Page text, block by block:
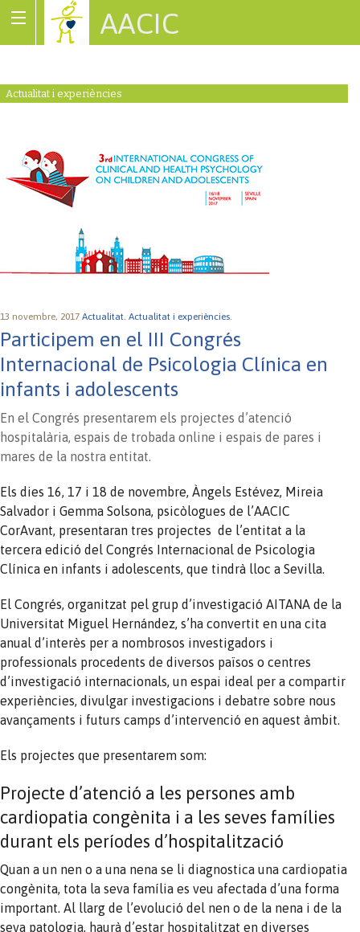
AACIC
Actualitat i experiències
13 novembre, 2017 Actualitat. Actualitat i experiències.
Participem en el III Congrés
Internacional de Psicologia Clínica en
infants i adolescents
En el Congrés presentarem els projectes d’atenció
hospitalària, espais de trobada online i espais de pares i
mares de la nostra entitat.
Els dies 16, 17 i 18 de novembre, Àngels Estévez, Mireia
Salvador i Gemma Solsona, psicòlogues de l’AACIC
CorAvant, presentaran tres projectes de l’entitat a la
tercera edició del Congrés Internacional de Psicologia
Clínica en infants i adolescents, que tindrà lloc a Sevilla.
El Congrés, organitzat pel grup d’investigació AITANA de la
Universitat Miguel Hernández, s’ha convertit en una cita
anual d’interès per a nombrosos investigadors i
professionals procedents de diversos països o centres
d’investigació internacionals, un espai ideal per a compartir
experiències, divulgar investigacions i debatre sobre nous
avançaments i futurs camps d’intervenció en aquest àmbit.
Els projectes que presentarem som:
Projecte d’atenció a les persones amb
cardiopatia congènita i a les seves famílies
durant els períodes d’hospitalització
Quan a un nen o a una nena se li diagnostica una cardiopatia
congènita, tota la seva família es veu afectada d’una forma
important. Al llarg de l’evolució del nen o de la nena i de la
seva patologia, haurà d’estar hospitalitzat en diverses